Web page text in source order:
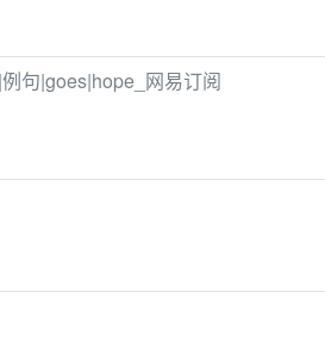
句|goes|hope_网易订阅